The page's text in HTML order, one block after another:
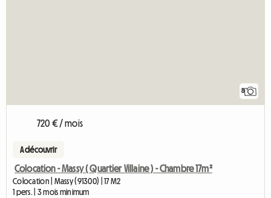
8
720 € / mois
A découvrir
Colocation - Massy ( Quartier Villaine ) - Chambre 17m²
Colocation | Massy (91300) | 17 M2
1 pers. | 3 mois minimum